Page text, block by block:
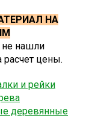
НА
не нашли
цены.
и рейки
деревянные